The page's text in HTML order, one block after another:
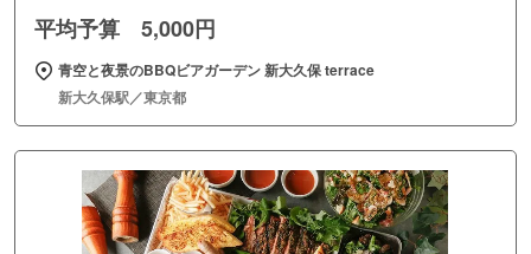
平均予算 5,000円
青空と夜景のBBQビアガーデン 新大久保 terrace
新大久保駅／東京都